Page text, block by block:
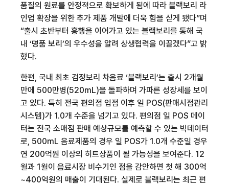
품질의 원료를 안정적으로 확보하게 됨에 따라 블랙보리 라
인업 확장을 위한 추가 제품 개발에 더욱 힘을 싣게 됐다”며
“출시 초반부터 흥행을 이어가고 있는 블랙보리를 통해 국
내 ‘명품 보리’의 우수성을 알려 상생협력을 이끌겠다”고 밝
혔다.
한편, 국내 최초 검정보리 차음료 ‘블랙보리’는 출시 2개월
만에 500만병(520mL)을 돌파하며 가파른 성장세를 보이
고 있다. 특히 전국 편의점 입점 이후 일 POS(판매시점관리
시스템)가 1.0개 수준을 넘기고 있다. 편의점 일 POS 데이
터는 전국 소매점 판매 예상규모를 예측할 수 있는 빅데이터
로, 500mL 음료제품의 경우 일 POS가 1.0개 수준일 경우
연 200억원 이상의 히트상품이 될 가능성을 보여준다. 12
월과 1월이 음료시장 비수기인 점을 감안하면 첫 해 300억
~400억원의 매출이 기대된다. 실제로 블랙보리는 최근 편